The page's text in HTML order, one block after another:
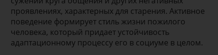
проявлениях, характерных для старения. Активное
поведение формирует стиль жизни пожилого
человека, который придает устойчивость
адаптационному процессу его в социуме в целом.